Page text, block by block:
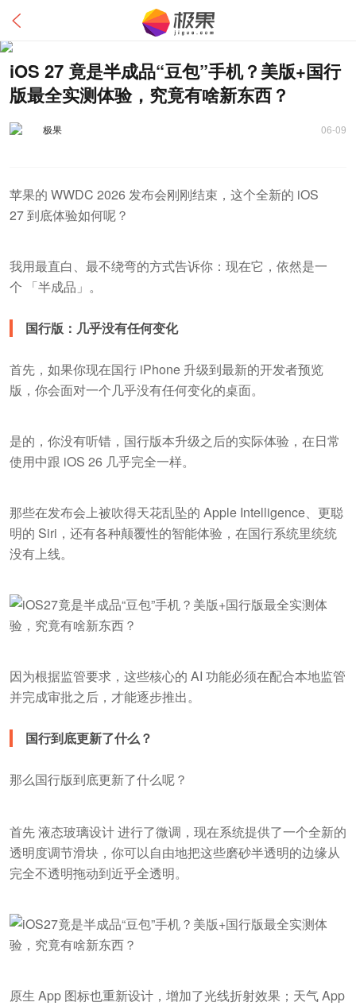
iOS 27 竟是半成品“豆包”手机？美版+国行
版最全实测体验，究竟有啥新东西？
极果 06-09
苹果的 WWDC 2026 发布会刚刚结束，这个全新的 iOS
27 到底体验如何呢？
我用最直白、最不绕弯的方式告诉你：现在它，依然是一
个 「半成品」。
国行版：几乎没有任何变化
首先，如果你现在国行 iPhone 升级到最新的开发者预览
版，你会面对一个几乎没有任何变化的桌面。
是的，你没有听错，国行版本升级之后的实际体验，在日常
使用中跟 iOS 26 几乎完全一样。
那些在发布会上被吹得天花乱坠的 Apple Intelligence、更聪
明的 Siri，还有各种颠覆性的智能体验，在国行系统里统统
没有上线。
因为根据监管要求，这些核心的 AI 功能必须在配合本地监管
并完成审批之后，才能逐步推出。
国行到底更新了什么？
那么国行版到底更新了什么呢？
首先 液态玻璃设计 进行了微调，现在系统提供了一个全新的
透明度调节滑块，你可以自由地把这些磨砂半透明的边缘从
完全不透明拖动到近乎全透明。
原生 App 图标也重新设计，增加了光线折射效果；天气 App